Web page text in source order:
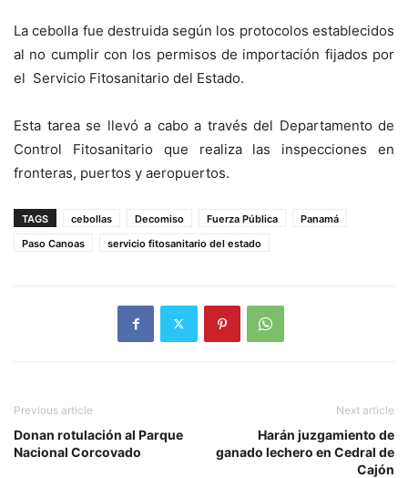
La cebolla fue destruida según los protocolos establecidos
al no cumplir con los permisos de importación fijados por
el Servicio Fitosanitario del Estado.
Esta tarea se llevó a cabo a través del Departamento de
Control Fitosanitario que realiza las inspecciones en
fronteras, puertos y aeropuertos.
TAGS cebollas Decomiso Fuerza Pública
Panamá
Paso Canoas
servicio fitosanitario del estado
Previous article
Donan rotulación al Parque
Nacional Corcovado
Next article
Harán juzgamiento de
ganado lechero en Cedral de
Cajón